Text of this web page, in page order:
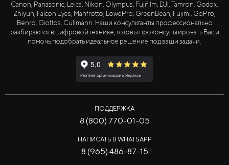
Canon, Panasonic, Leica, Nikon, Olympus, Fujifilm, DJI, Tamron, Godox,
Zhiyun, Falcon Eyes, Manfrotto, LowePro, GreenBean, Fujimi, GoPro,
Benro, Giottos, Cullmann. Наши консультанты профессионально
разбираются в цифровой технике, готовы проконсультировать Вас и
помочь подобрать идеальное решение под ваши задачи.
ПОДДЕРЖКА
8 (800) 770-01-05
НАПИСАТЬ В WHATSAPP
8 (965) 486-87-15